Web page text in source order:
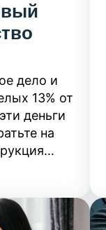
дело и
13% от
деньги
на